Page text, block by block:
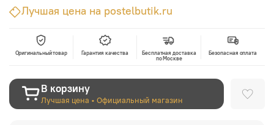
Лучшая цена на postelbutik.ru
Оригинальный товар Гарантия качества
Бесплатная доставка
по Москве
Безопасная оплата
В корзину
Лучшая цена • Официальный магазин